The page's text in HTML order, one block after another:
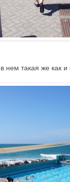
нем такая же как